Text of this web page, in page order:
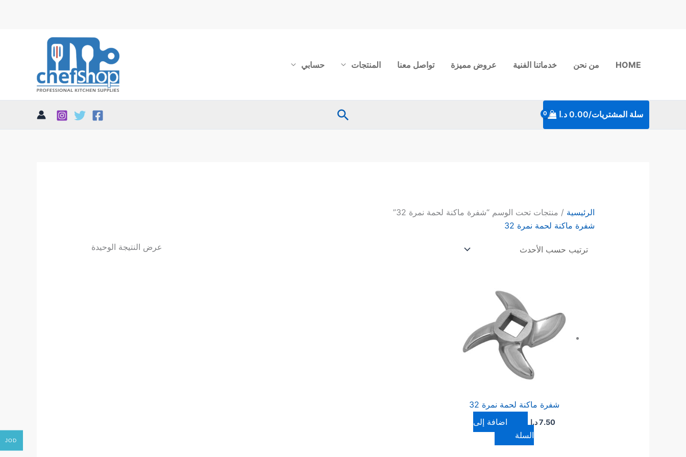
HOME من نحن خدماتنا الفنية عروض مميزة تواصل معنا المنتجات حسابي
سلة المشتريات/0.00 د.ا البحث
الرئيسية / منتجات تحت الوسم “شفرة ماكنة لحمة نمرة 32”
شفرة ماكنة لحمة نمرة 32
عرض النتيجة الوحيدة
شفرة ماكنة لحمة نمرة 32
7.50د.ا
إضافة إلى
السلة
JOD